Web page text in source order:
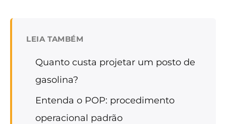
LEIA TAMBÉM
Quanto custa projetar um posto de
gasolina?
Entenda o POP: procedimento
operacional padrão